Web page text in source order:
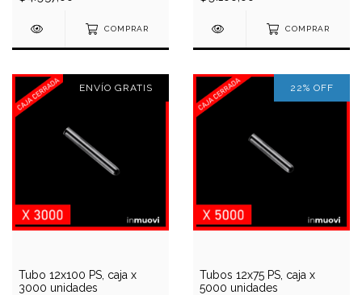
COMPRAR COMPRAR
ENVÍO GRATIS
Tubo 12x100 PS, caja x
3000 unidades
22% OFF
Tubos 12x75 PS, caja x
5000 unidades